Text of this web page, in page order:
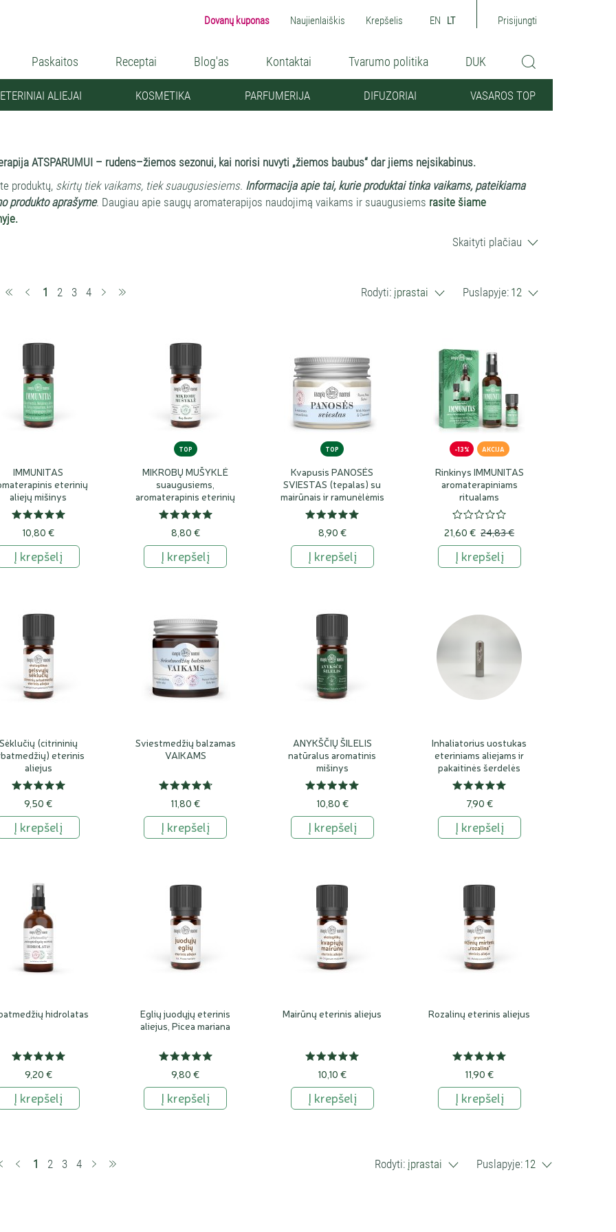
Dovanų kuponas Naujienlaiškis Krepšelis EN LT Prisijungti
Paskaitos Receptai Blog'as Kontaktai Tvarumo politika DUK
ETERINIAI ALIEJAI KOSMETIKA PARFUMERIJA DIFUZORIAI VASAROS TOP
ATSPARUMUI – rudens–žiemos sezonui, kai norisi nuvyti „žiemos baubus“ dar jiems neįsikabinus.
produktų, skirtų tiek vaikams, tiek suaugusiesiems. Informacija apie tai, kurie produktai tinka vaikams, pateikiama
produkto aprašyme. Daugiau apie saugų aromaterapijos naudojimą vaikams ir suaugusiems rasite šiame
augalų ekstraktų – eterinių aliejų ir hidrolatų – kvapai maloniai pakvėpina namus ir pripildo juos gamtiškomis
patalpų oro atgaivinimui, pirtims ir vonioms.
O jei "žiemos baubai "jau užklupo, aromaterapiniai produktai,
Skaityti plačiau
Rodyti: įprastai Puslapyje: 12
1
(current)
2 3 4
IMMUNITAS
eterinių
aliejų mišinys
10,80 €
Į krepšelį
TOP
MIKROBŲ MUŠYKLĖ
suaugusiems,
aromaterapinis eterinių
aliejų mišinys
8,80 €
Į krepšelį
TOP
Kvapusis PANOSĖS
SVIESTAS (tepalas) su
mairūnais ir ramunėlėmis
8,90 €
Į krepšelį
-13% AKCIJA
Rinkinys IMMUNITAS
aromaterapiniams
ritualams
21,60 € 24,83 €
Į krepšelį
(citrininių
eterinis
aliejus
9,50 €
Į krepšelį
Sviestmedžių balzamas
VAIKAMS
11,80 €
Į krepšelį
ANYKŠČIŲ ŠILELIS
natūralus aromatinis
mišinys
10,80 €
Į krepšelį
Inhaliatorius uostukas
eteriniams aliejams ir
pakaitinės šerdelės
7,90 €
Į krepšelį
hidrolatas
9,20 €
Į krepšelį
Eglių juodųjų eterinis
aliejus, Picea mariana
9,80 €
Į krepšelį
Mairūnų eterinis aliejus
10,10 €
Į krepšelį
Rozalinų eterinis aliejus
11,90 €
Į krepšelį
1
(current)
2 3 4 Rodyti: įprastai Puslapyje: 12